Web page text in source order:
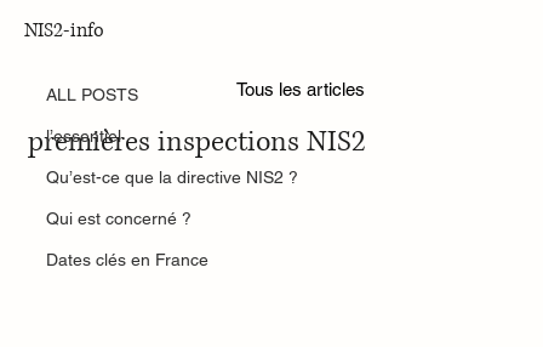
NIS2-info
Tous les articles
ALL POSTS
l’essentiel
Qu’est-ce que la directive NIS2 ?
Qui est concerné ?
Dates clés en France
2024–2025 : comment se préparer aux
premières inspections NIS2